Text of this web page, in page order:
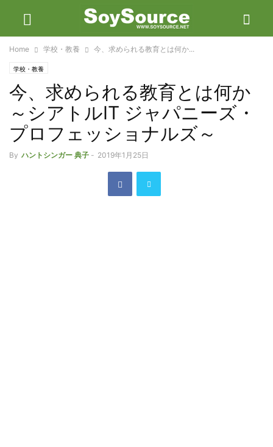
Home 学校・教養 今、求められる教育とは何か...
学校・教養
今、求められる教育とは何か
～シアトルIT ジャパニーズ・
プロフェッショナルズ～
By ハントシンガー 典子 - 2019年1月25日